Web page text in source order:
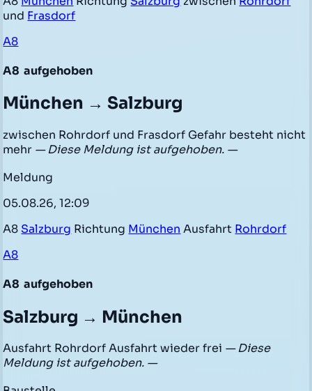
und Frasdorf
A8
A8 aufgehoben
München → Salzburg
zwischen Rohrdorf und Frasdorf Gefahr besteht nicht
mehr — Diese Meldung ist aufgehoben. —
Meldung
05.08.26, 12:09
A8 Salzburg Richtung München Ausfahrt Rohrdorf
A8
A8 aufgehoben
Salzburg → München
Ausfahrt Rohrdorf Ausfahrt wieder frei — Diese
Meldung ist aufgehoben. —